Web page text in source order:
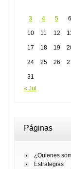
3 4 5 6
10 11 12
17 18 19
24 25 26
31
« Jul
Páginas
¿Quienes
Estrategias